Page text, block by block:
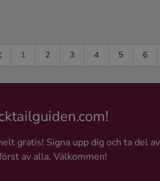
1 2 3 4 5 6
gratis! Signa upp dig och ta del
av alla. Välkommen!